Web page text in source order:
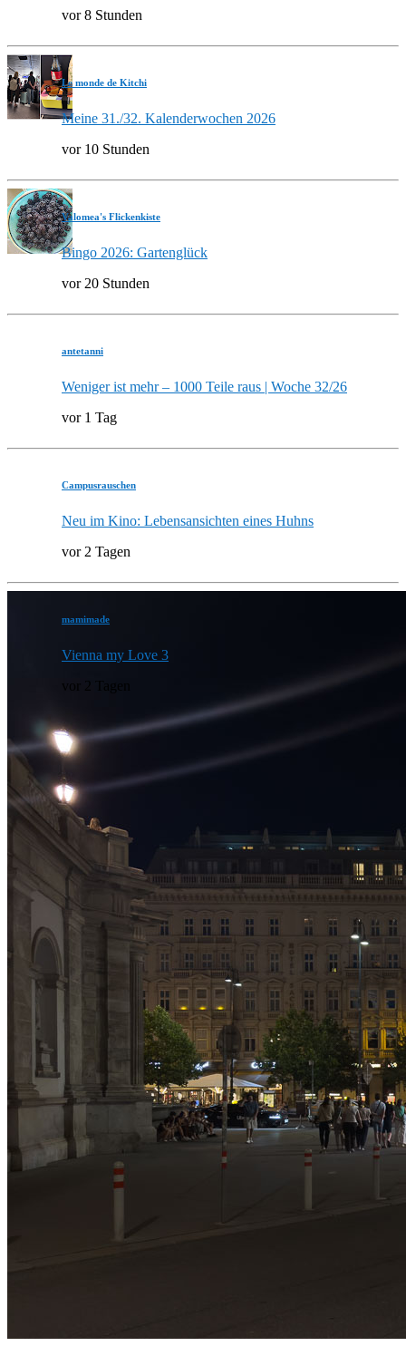
vor 8 Stunden
Le monde de Kitchi
Meine 31./32. Kalenderwochen 2026
vor 10 Stunden
Valomea's Flickenkiste
Bingo 2026: Gartenglück
vor 20 Stunden
antetanni
Weniger ist mehr – 1000 Teile raus | Woche 32/26
vor 1 Tag
Campusrauschen
Neu im Kino: Lebensansichten eines Huhns
vor 2 Tagen
mamimade
Vienna my Love 3
vor 2 Tagen